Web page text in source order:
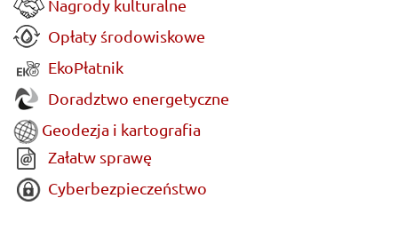
Nagrody kulturalne
Opłaty środowiskowe
EkoPłatnik
Doradztwo energetyczne
Geodezja i kartografia
Załatw sprawę
Cyberbezpieczeństwo